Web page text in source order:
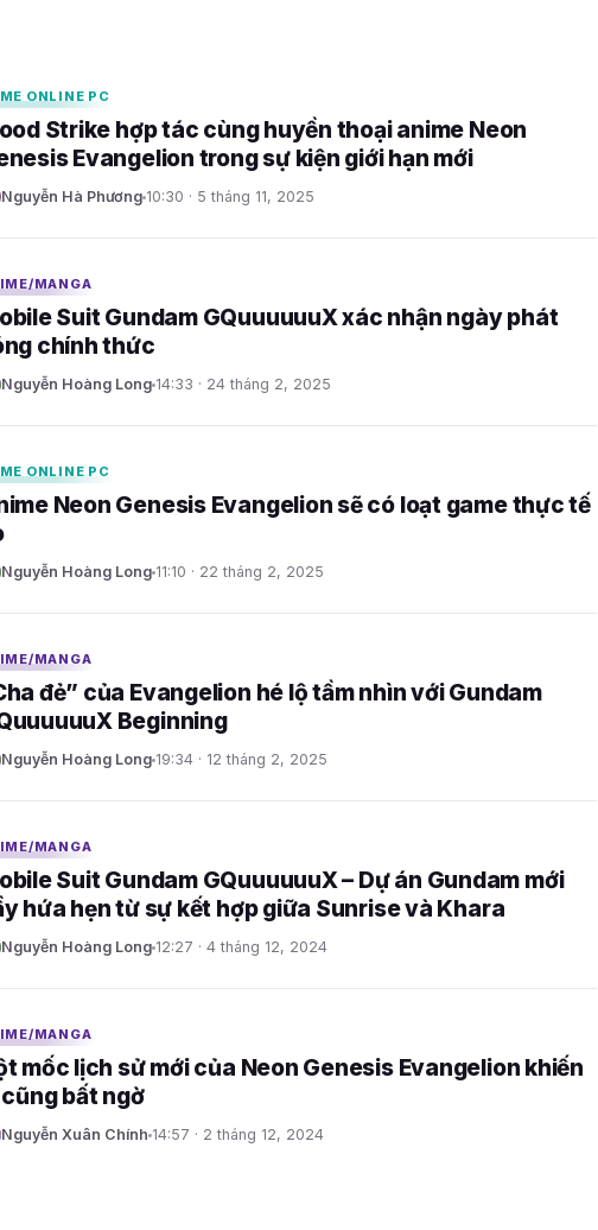
ONLINE PC
Strike hợp tác cùng huyền thoại anime Neon
Evangelion trong sự kiện giới hạn mới
Nguyễn Hà Phương 10:30 · 5 tháng 11, 2025
MANGA
Suit Gundam GQuuuuuuX xác nhận ngày phát
chính thức
Nguyễn Hoàng Long 14:33 · 24 tháng 2, 2025
ONLINE PC
Neon Genesis Evangelion sẽ có loạt game thực tế
Nguyễn Hoàng Long 11:10 · 22 tháng 2, 2025
MANGA
đẻ” của Evangelion hé lộ tầm nhìn với Gundam
Beginning
Nguyễn Hoàng Long 19:34 · 12 tháng 2, 2025
MANGA
Suit Gundam GQuuuuuuX – Dự án Gundam mới
hứa hẹn từ sự kết hợp giữa Sunrise và Khara
Nguyễn Hoàng Long 12:27 · 4 tháng 12, 2024
MANGA
mốc lịch sử mới của Neon Genesis Evangelion khiến
bất ngờ
Nguyễn Xuân Chính 14:57 · 2 tháng 12, 2024